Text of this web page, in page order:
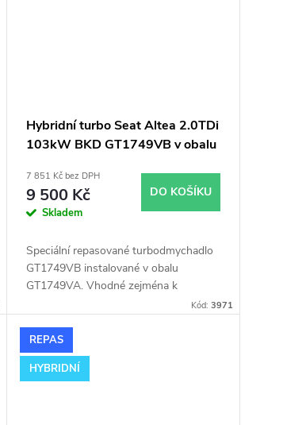
Hybridní turbo Seat Altea 2.0TDi
103kW BKD GT1749VB v obalu
7 851 Kč bez DPH
9 500 Kč
Skladem
DO KOŠÍKU
Speciální repasované turbodmychadlo
GT1749VB instalované v obalu
GT1749VA. Vhodné zejména k
výkonnostním úpravám jako např.
103kW BKD.
Kód: 3971
REPAS
HYBRIDNÍ